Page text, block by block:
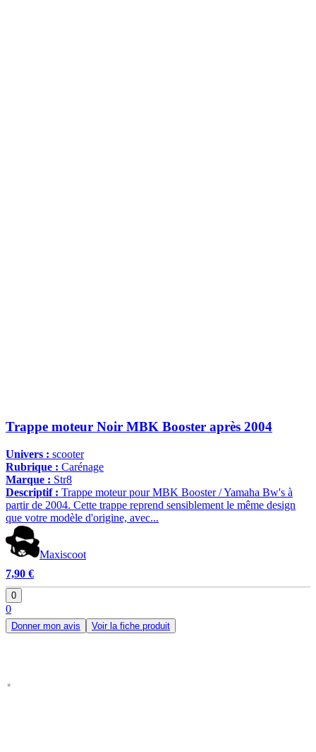
Trappe moteur Noir MBK Booster après 2004
Univers : scooter
Rubrique : Carénage
Marque : Str8
Descriptif : Trappe moteur pour MBK Booster / Yamaha Bw's à
partir de 2004. Cette trappe reprend sensiblement le même design
que votre modèle d'origine, avec...
Maxiscoot
7,90 €
0
0
Donner mon avis Voir la fiche produit